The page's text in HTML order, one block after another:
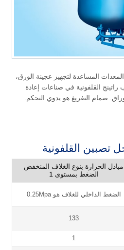
المساعدة لتجهيز عجينة الورق،
القلفونية في صناعات إعادة
صمام التفريغ هو يدوي التحكم.
تصبين القلفونية
مبادل الحرارة بنوع الغلاف المنخفض
الضغط بمستوى 1
الضغط الداخلي للغلاف هو 0.25Mpa
133
1